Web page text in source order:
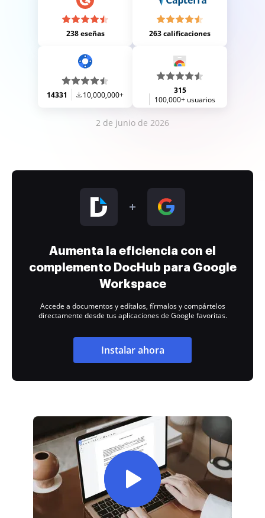
238 eseñas 263 calificaciones
14331 10,000,000+
315
100,000+ usuarios
2 de junio de 2026
Aumenta la eficiencia con el
complemento DocHub para Google
Workspace
Accede a documentos y edítalos, fírmalos y compártelos
directamente desde tus aplicaciones de Google favoritas.
Instalar ahora